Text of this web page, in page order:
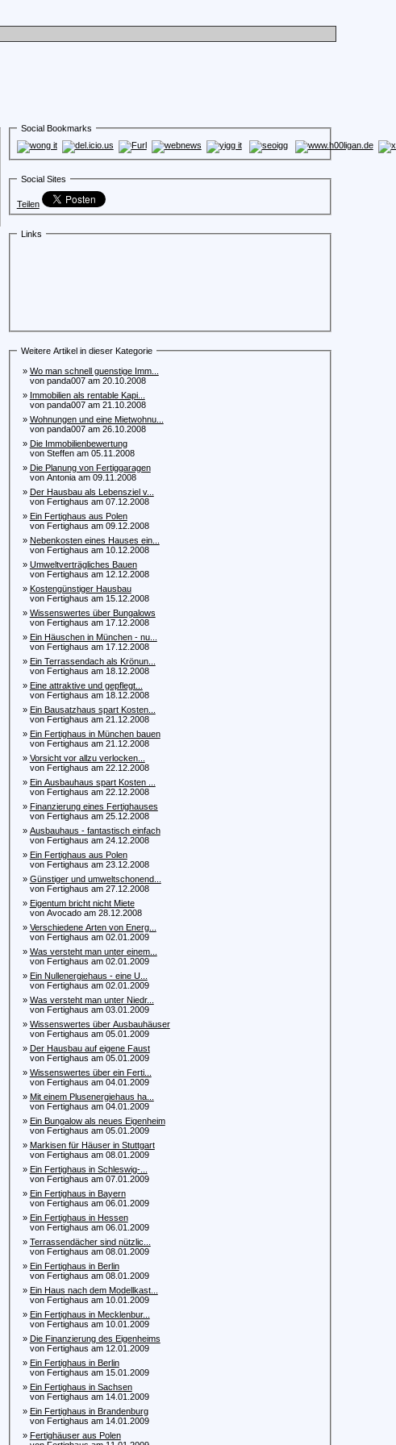
Social Bookmarks
Social Sites
Teilen
Links
Weitere Artikel in dieser Kategorie
» Wo man schnell guenstige Imm...
von panda007 am 20.10.2008
» Immobilien als rentable Kapi...
von panda007 am 21.10.2008
» Wohnungen und eine Mietwohnu...
von panda007 am 26.10.2008
» Die Immobilienbewertung
von Steffen am 05.11.2008
» Die Planung von Fertiggaragen
von Antonia am 09.11.2008
» Der Hausbau als Lebensziel v...
von Fertighaus am 07.12.2008
» Ein Fertighaus aus Polen
von Fertighaus am 09.12.2008
» Nebenkosten eines Hauses ein...
von Fertighaus am 10.12.2008
» Umweltverträgliches Bauen
von Fertighaus am 12.12.2008
» Kostengünstiger Hausbau
von Fertighaus am 15.12.2008
» Wissenswertes über Bungalows
von Fertighaus am 17.12.2008
» Ein Häuschen in München - nu...
von Fertighaus am 17.12.2008
» Ein Terrassendach als Krönun...
von Fertighaus am 18.12.2008
» Eine attraktive und gepflegt...
von Fertighaus am 18.12.2008
» Ein Bausatzhaus spart Kosten...
von Fertighaus am 21.12.2008
» Ein Fertighaus in München bauen
von Fertighaus am 21.12.2008
» Vorsicht vor allzu verlocken...
von Fertighaus am 22.12.2008
» Ein Ausbauhaus spart Kosten ...
von Fertighaus am 22.12.2008
» Finanzierung eines Fertighauses
von Fertighaus am 25.12.2008
» Ausbauhaus - fantastisch einfach
von Fertighaus am 24.12.2008
» Ein Fertighaus aus Polen
von Fertighaus am 23.12.2008
» Günstiger und umweltschonend...
von Fertighaus am 27.12.2008
» Eigentum bricht nicht Miete
von Avocado am 28.12.2008
» Verschiedene Arten von Energ...
von Fertighaus am 02.01.2009
» Was versteht man unter einem...
von Fertighaus am 02.01.2009
» Ein Nullenergiehaus - eine U...
von Fertighaus am 02.01.2009
» Was versteht man unter Niedr...
von Fertighaus am 03.01.2009
» Wissenswertes über Ausbauhäuser
von Fertighaus am 05.01.2009
» Der Hausbau auf eigene Faust
von Fertighaus am 05.01.2009
» Wissenswertes über ein Ferti...
von Fertighaus am 04.01.2009
» Mit einem Plusenergiehaus ha...
von Fertighaus am 04.01.2009
» Ein Bungalow als neues Eigenheim
von Fertighaus am 05.01.2009
» Markisen für Häuser in Stuttgart
von Fertighaus am 08.01.2009
» Ein Fertighaus in Schleswig-...
von Fertighaus am 07.01.2009
» Ein Fertighaus in Bayern
von Fertighaus am 06.01.2009
» Ein Fertighaus in Hessen
von Fertighaus am 06.01.2009
» Terrassendächer sind nützlic...
von Fertighaus am 08.01.2009
» Ein Fertighaus in Berlin
von Fertighaus am 08.01.2009
» Ein Haus nach dem Modellkast...
von Fertighaus am 10.01.2009
» Ein Fertighaus in Mecklenbur...
von Fertighaus am 10.01.2009
» Die Finanzierung des Eigenheims
von Fertighaus am 12.01.2009
» Ein Fertighaus in Berlin
von Fertighaus am 15.01.2009
» Ein Fertighaus in Sachsen
von Fertighaus am 14.01.2009
» Ein Fertighaus in Brandenburg
von Fertighaus am 14.01.2009
» Fertighäuser aus Polen